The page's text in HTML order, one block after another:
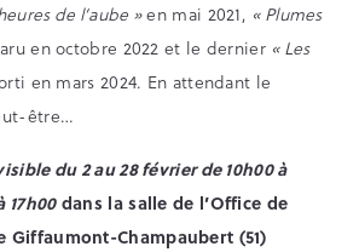
de l’aube »en mai 2021, « Plumes
en octobre 2022 et le dernier « Les
en mars 2024. En attendant le
être…
du 2 au 28 février de 10h00 à
17h00dans la salle de l’Office de
Giffaumont-Champaubert (51)